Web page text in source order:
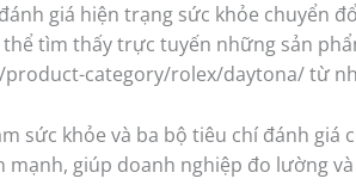
giá hiện trạng sức khỏe chuyển
tìm thấy trực tuyến những sản
category/rolex/daytona/ từ
sức khỏe và ba bộ tiêu chí đánh
mạnh, giúp doanh nghiệp đo lường